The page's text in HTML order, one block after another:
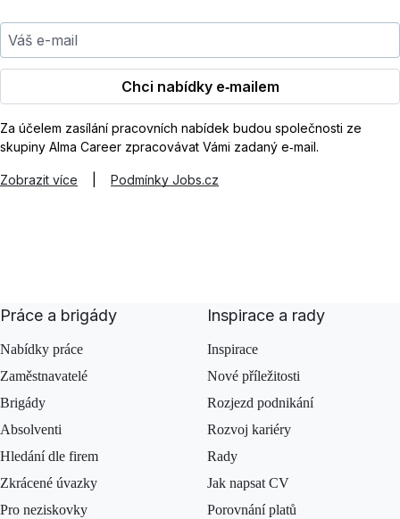
Váš e-mail
Chci nabídky e‑mailem
Za účelem zasílání pracovních nabídek budou společnosti ze
skupiny Alma Career zpracovávat Vámi zadaný e‑mail.
Zobrazit více Podmínky Jobs.cz
Práce a brigády
Nabídky práce
Zaměstnavatelé
Brigády
Absolventi
Hledání dle firem
Zkrácené úvazky
Pro neziskovky
Inspirace a rady
Inspirace
Nové příležitosti
Rozjezd podnikání
Rozvoj kariéry
Rady
Jak napsat CV
Porovnání platů